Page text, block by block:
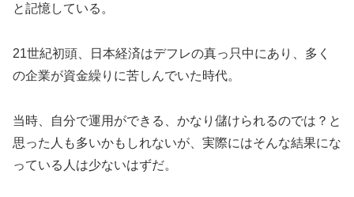
と記憶している。
21世紀初頭、日本経済はデフレの真っ只中にあり、多く
の企業が資金繰りに苦しんでいた時代。
当時、自分で運用ができる、かなり儲けられるのでは？と
思った人も多いかもしれないが、実際にはそんな結果にな
っている人は少ないはずだ。